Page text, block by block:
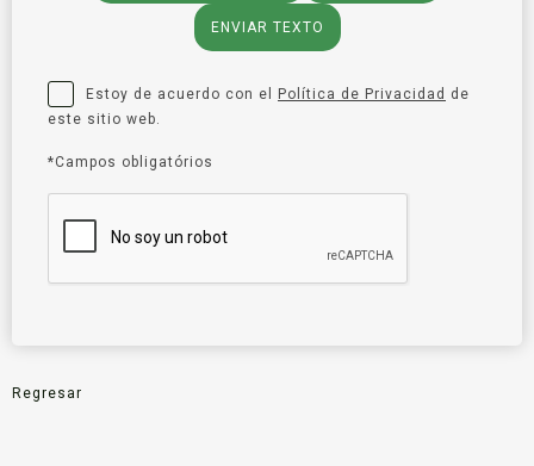
ENVIAR TEXTO
Estoy de acuerdo con el Política de Privacidad de
este sitio web.
*Campos obligatórios
Regresar